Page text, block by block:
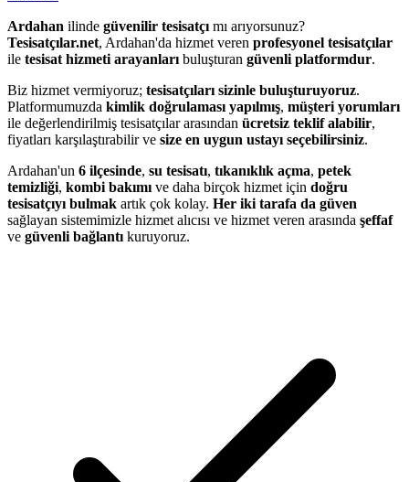
Ardahan ilinde güvenilir tesisatçı mı arıyorsunuz?
Tesisatçılar.net, Ardahan'da hizmet veren profesyonel tesisatçılar
ile tesisat hizmeti arayanları buluşturan güvenli platformdur.
Biz hizmet vermiyoruz; tesisatçıları sizinle buluşturuyoruz.
Platformumuzda kimlik doğrulaması yapılmış, müşteri yorumları
ile değerlendirilmiş tesisatçılar arasından ücretsiz teklif alabilir,
fiyatları karşılaştırabilir ve size en uygun ustayı seçebilirsiniz.
Ardahan'un 6 ilçesinde, su tesisatı, tıkanıklık açma, petek
temizliği, kombi bakımı ve daha birçok hizmet için doğru
tesisatçıyı bulmak artık çok kolay. Her iki tarafa da güven
sağlayan sistemimizle hizmet alıcısı ve hizmet veren arasında şeffaf
ve güvenli bağlantı kuruyoruz.